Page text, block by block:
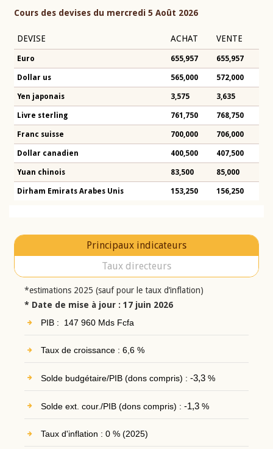
Cours des devises du mercredi 5 Août 2026
DEVISE ACHAT VENTE
Euro 655,957 655,957
Dollar us 565,000 572,000
Yen japonais 3,575 3,635
Livre sterling 761,750 768,750
Franc suisse 700,000 706,000
Dollar canadien 400,500 407,500
Yuan chinois 83,500 85,000
Dirham Emirats Arabes Unis 153,250 156,250
Principaux indicateurs
Taux directeurs
*estimations 2025 (sauf pour le taux d’inflation)
* Date de mise à jour : 17 juin 2026
PIB : 147 960 Mds Fcfa
Taux de croissance : 6,6 %
Solde budgétaire/PIB (dons compris) : -3,3%
Solde ext. cour./PIB (dons compris) : -1,3%
Taux d'inflation : 0 % (2025)